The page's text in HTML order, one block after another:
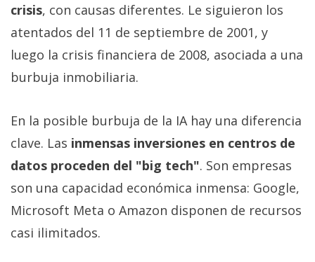
crisis, con causas diferentes. Le siguieron los
atentados del 11 de septiembre de 2001, y
luego la crisis financiera de 2008, asociada a una
burbuja inmobiliaria.
En la posible burbuja de la IA hay una diferencia
clave. Las inmensas inversiones en centros de
datos proceden del "big tech". Son empresas
son una capacidad económica inmensa: Google,
Microsoft Meta o Amazon disponen de recursos
casi ilimitados.